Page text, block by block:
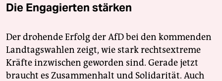
Die Engagierten stärken
Der drohende Erfolg der AfD bei den kommenden
Landtagswahlen zeigt, wie stark rechtsextreme
Kräfte inzwischen geworden sind. Gerade jetzt
braucht es Zusammenhalt und Solidarität. Auch